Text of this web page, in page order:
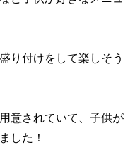
り付けをして楽しそう
意されていて、子供が
した！